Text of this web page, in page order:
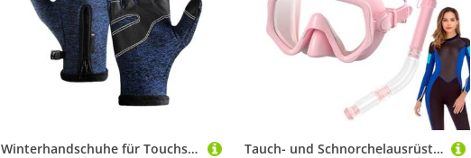
Winterhandschuhe für Touchscreen, Handschuhe für kaltes Wetter, Touchscreen, Laufhandschuhe, winddicht | Winterhandschuhe, rutschfeste Handschuhe zum Laufen, Radfahren, Fahren und R
Tauch- und Schnorchelausrüstung | Schnorchel und Tauchmaske – Gesichtsmaske aus Silikon mit Panoramablick für Wassersport und Wasseraktivitäten